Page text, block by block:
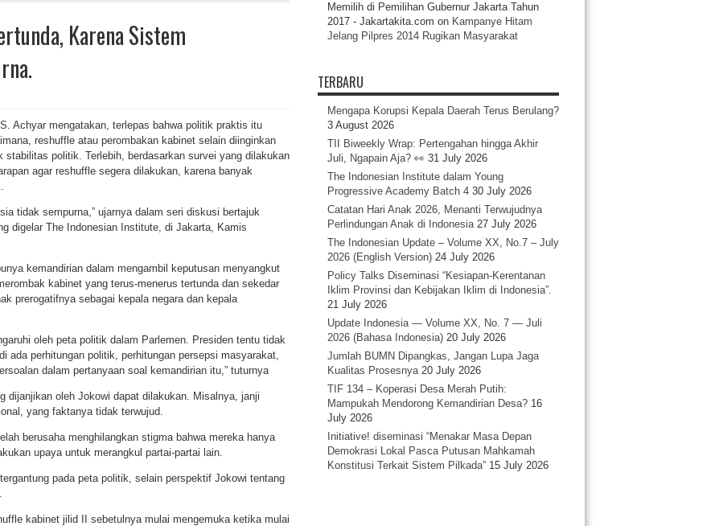
Karena Sistem
Achyar mengatakan, terlepas bahwa politik praktis itu
reshuffle atau perombakan kabinet selain diinginkan
politik. Terlebih, berdasarkan survei yang dilakukan
agar reshuffle segera dilakukan, karena banyak
tidak sempurna,” ujarnya dalam seri diskusi bertajuk
digelar The Indonesian Institute, di Jakarta, Kamis
kemandirian dalam mengambil keputusan menyangkut
kabinet yang terus-menerus tertunda dan sekedar
prerogatifnya sebagai kepala negara dan kepala
oleh peta politik dalam Parlemen. Presiden tentu tidak
ada perhitungan politik, perhitungan persepsi masyarakat,
dalam pertanyaan soal kemandirian itu,” tuturnya
dijanjikan oleh Jokowi dapat dilakukan. Misalnya, janji
yang faktanya tidak terwujud.
berusaha menghilangkan stigma bahwa mereka hanya
upaya untuk merangkul partai-partai lain.
pada peta politik, selain perspektif Jokowi tentang
kabinet jilid II sebetulnya mulai mengemuka ketika mulai
Memilih di Pemilihan Gubernur Jakarta Tahun
2017 - Jakartakita.com on Kampanye Hitam
Jelang Pilpres 2014 Rugikan Masyarakat
TERBARU
Mengapa Korupsi Kepala Daerah Terus Berulang?
3 August 2026
TII Biweekly Wrap: Pertengahan hingga Akhir
Juli, Ngapain Aja? 👀 31 July 2026
The Indonesian Institute dalam Young
Progressive Academy Batch 4 30 July 2026
Catatan Hari Anak 2026, Menanti Terwujudnya
Perlindungan Anak di Indonesia 27 July 2026
The Indonesian Update – Volume XX, No.7 – July
2026 (English Version) 24 July 2026
Policy Talks Diseminasi “Kesiapan-Kerentanan
Iklim Provinsi dan Kebijakan Iklim di Indonesia”.
21 July 2026
Update Indonesia — Volume XX, No. 7 — Juli
2026 (Bahasa Indonesia) 20 July 2026
Jumlah BUMN Dipangkas, Jangan Lupa Jaga
Kualitas Prosesnya 20 July 2026
TIF 134 – Koperasi Desa Merah Putih:
Mampukah Mendorong Kemandirian Desa? 16
July 2026
Initiative! diseminasi “Menakar Masa Depan
Demokrasi Lokal Pasca Putusan Mahkamah
Konstitusi Terkait Sistem Pilkada” 15 July 2026